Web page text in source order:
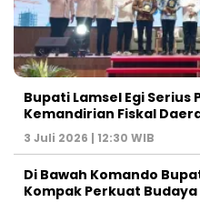
Bupati Lamsel Egi
Kemandirian Fiskal
3 Juli 2026 | 12:30 WIB
Di Bawah Komando
Kompak Perkuat